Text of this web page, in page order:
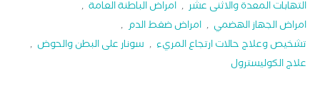
التهابات المعدة والاثنى عشر , امراض الباطنة العامة ,
امراض الجهاز الهضمي , امراض ضغط الدم ,
تشخيص وعلاج حالات ارتجاع المريء , سونار على البطن والحوض ,
علاج الكوليسترول